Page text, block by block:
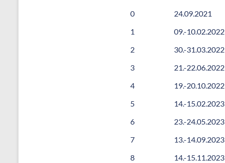
0 24.09.2021
1
09.-10.02.2022
2
30.-31.03.2022
3
21.-22.06.2022
4
19.-20.10.2022
5
14.-15.02.2023
6
23.-24.05.2023
7
13.-14.09.2023
8
14.-15.11.2023